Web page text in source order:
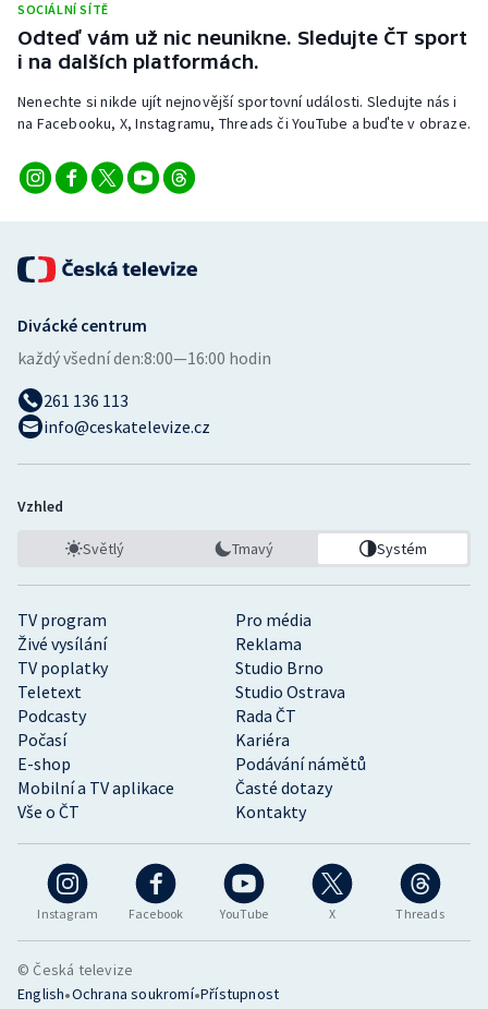
SOCIÁLNÍ SÍTĚ
Odteď vám už nic neunikne. Sledujte ČT sport
i na dalších platformách.
Nenechte si nikde ujít nejnovější sportovní události. Sledujte nás i
na Facebooku, X, Instagramu, Threads či YouTube a buďte v obraze.
Instagram Facebook YouTube X Threads
TV program
Pro média
Živé vysílání
Reklama
TV poplatky
Studio Brno
Teletext
Studio Ostrava
Podcasty
Rada ČT
Počasí
Kariéra
E-shop
Podávání námětů
Mobilní a TV aplikace
Časté dotazy
Vše o ČT
Kontakty
Divácké centrum
každý všední den:8:00—16:00 hodin
261 136 113
info@ceskatelevize.cz
Vzhled
Světlý Tmavý Systém
© Česká televize
English•Ochrana soukromí•Přístupnost